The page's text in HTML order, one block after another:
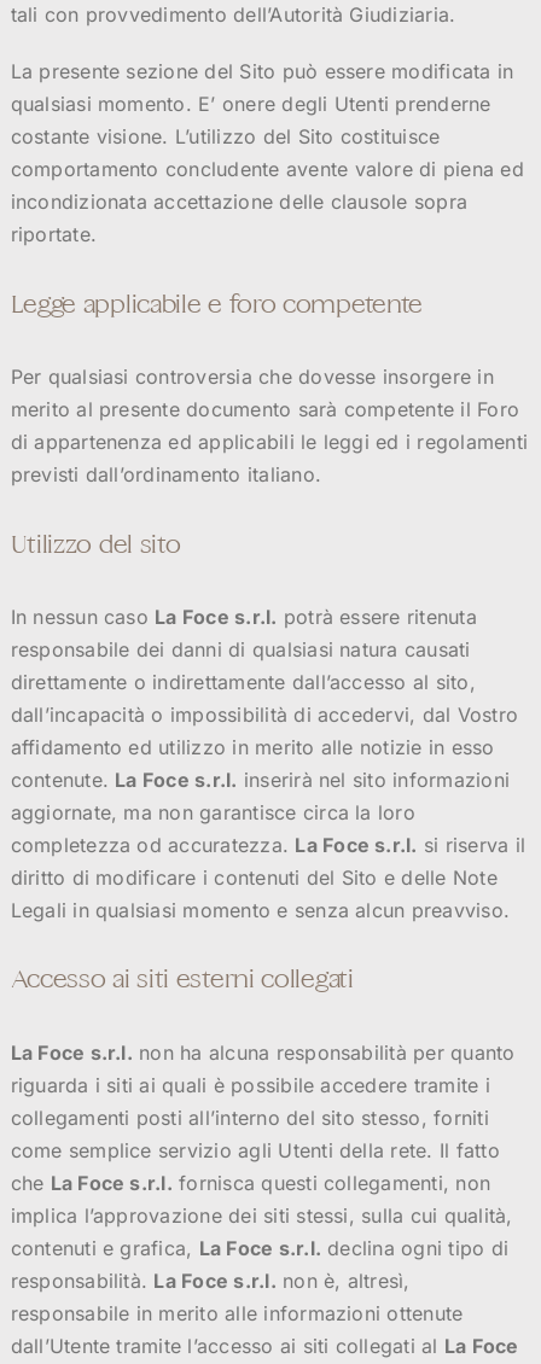
tali con provvedimento dell’Autorità Giudiziaria.
La presente sezione del Sito può essere modificata in
qualsiasi momento. E’ onere degli Utenti prenderne
costante visione. L’utilizzo del Sito costituisce
comportamento concludente avente valore di piena ed
incondizionata accettazione delle clausole sopra
riportate.
Legge applicabile e foro competente
Per qualsiasi controversia che dovesse insorgere in
merito al presente documento sarà competente il Foro
di appartenenza ed applicabili le leggi ed i regolamenti
previsti dall’ordinamento italiano.
Utilizzo del sito
In nessun caso La Foce s.r.l. potrà essere ritenuta
responsabile dei danni di qualsiasi natura causati
direttamente o indirettamente dall’accesso al sito,
dall’incapacità o impossibilità di accedervi, dal Vostro
affidamento ed utilizzo in merito alle notizie in esso
contenute. La Foce s.r.l. inserirà nel sito informazioni
aggiornate, ma non garantisce circa la loro
completezza od accuratezza. La Foce s.r.l. si riserva il
diritto di modificare i contenuti del Sito e delle Note
Legali in qualsiasi momento e senza alcun preavviso.
Accesso ai siti esterni collegati
La Foce s.r.l. non ha alcuna responsabilità per quanto
riguarda i siti ai quali è possibile accedere tramite i
collegamenti posti all’interno del sito stesso, forniti
come semplice servizio agli Utenti della rete. Il fatto
che La Foce s.r.l. fornisca questi collegamenti, non
implica l’approvazione dei siti stessi, sulla cui qualità,
contenuti e grafica, La Foce s.r.l. declina ogni tipo di
responsabilità. La Foce s.r.l. non è, altresì,
responsabile in merito alle informazioni ottenute
dall’Utente tramite l’accesso ai siti collegati al La Foce